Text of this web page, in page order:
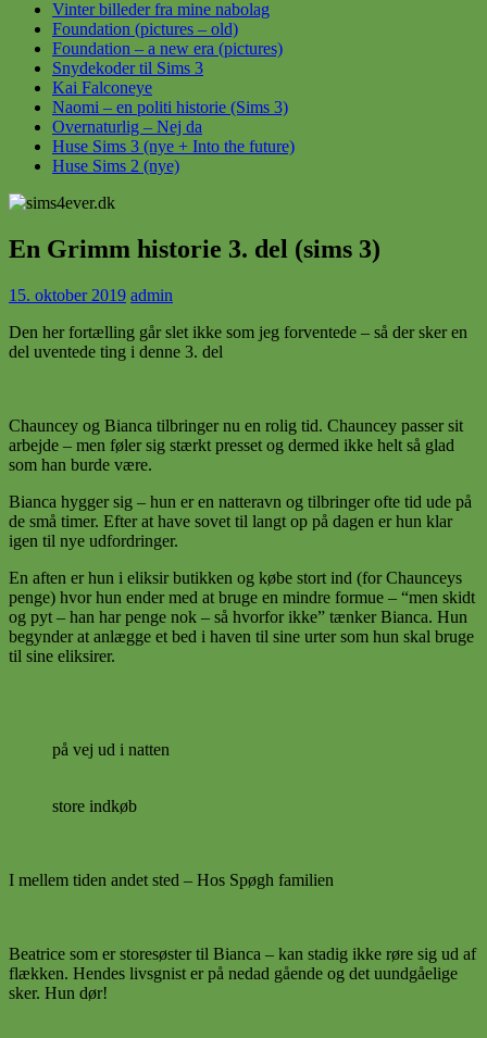
Vinter billeder fra mine nabolag
Foundation (pictures – old)
Foundation – a new era (pictures)
Snydekoder til Sims 3
Kai Falconeye
Naomi – en politi historie (Sims 3)
Overnaturlig – Nej da
Huse Sims 3 (nye + Into the future)
Huse Sims 2 (nye)
En Grimm historie 3. del (sims 3)
15. oktober 2019 admin
Den her fortælling går slet ikke som jeg forventede – så der sker en
del uventede ting i denne 3. del
Chauncey og Bianca tilbringer nu en rolig tid. Chauncey passer sit
arbejde – men føler sig stærkt presset og dermed ikke helt så glad
som han burde være.
Bianca hygger sig – hun er en natteravn og tilbringer ofte tid ude på
de små timer. Efter at have sovet til langt op på dagen er hun klar
igen til nye udfordringer.
En aften er hun i eliksir butikken og købe stort ind (for Chaunceys
penge) hvor hun ender med at bruge en mindre formue – “men skidt
og pyt – han har penge nok – så hvorfor ikke” tænker Bianca. Hun
begynder at anlægge et bed i haven til sine urter som hun skal bruge
til sine eliksirer.
på vej ud i natten
store indkøb
I mellem tiden andet sted – Hos Spøgh familien
Beatrice som er storesøster til Bianca – kan stadig ikke røre sig ud af
flækken. Hendes livsgnist er på nedad gående og det uundgåelige
sker. Hun dør!